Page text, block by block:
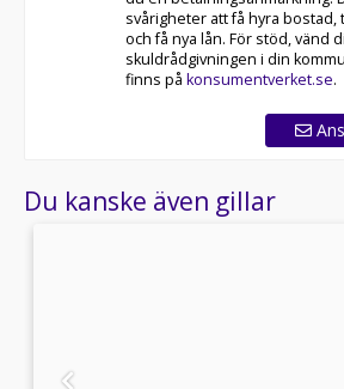
svårigheter att få hyra bostad,
och få nya lån. För stöd, vänd
skuldrådgivningen i din
finns på konsumentverket.se.
Du kanske även gillar